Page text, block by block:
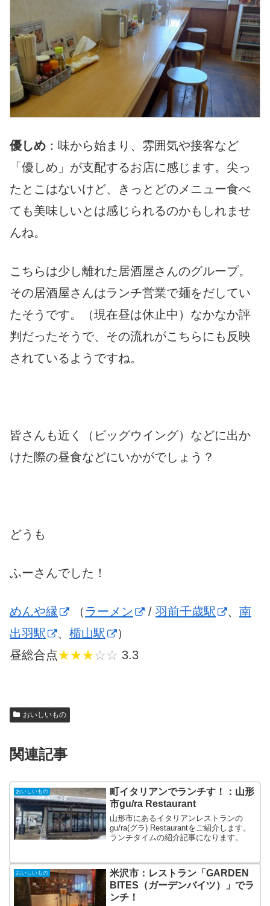
優しめ ：味から始まり、雰囲気や接客など
「優しめ」が支配するお店に感じます。尖っ
たとこはないけど、きっとどのメニュー食べ
ても美味しいとは感じられるのかもしれませ
んね。
こちらは少し離れた居酒屋さんのグループ。
その居酒屋さんはランチ営業で麺をだしてい
たそうです。（現在昼は休止中）なかなか評
判だったそうで、その流れがこちらにも反映
されているようですね。
皆さんも近く（ビッグウイング）などに出か
けた際の昼食などにいかがでしょう？
どうも
ふーさんでした！
めんや縁 （ ラーメン / 羽前千歳駅 、 南
出羽駅
、 楯山駅
）
昼総合点★★★☆☆ 3.3
おいしいもの
関連記事
おいしいもの
町イタリアンでランチす！：山形
市gu/ra Restaurant
山形市にあるイタリアンレストランの
gu/ra(グラ) Restaurantをご紹介します。
ランチタイムの紹介記事になります。
おいしいもの
米沢市：レストラン「GARDEN
BITES（ガーデンバイツ）」でラ
ンチ！